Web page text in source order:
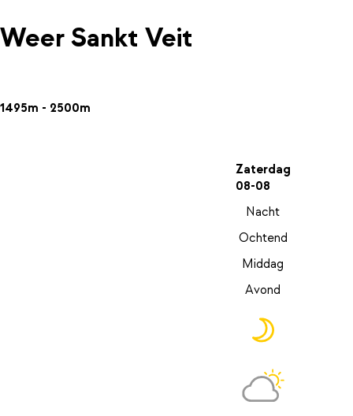
Weer Sankt Veit
1495m - 2500m
Zaterdag
08-08
Nacht
Ochtend
Middag
Avond